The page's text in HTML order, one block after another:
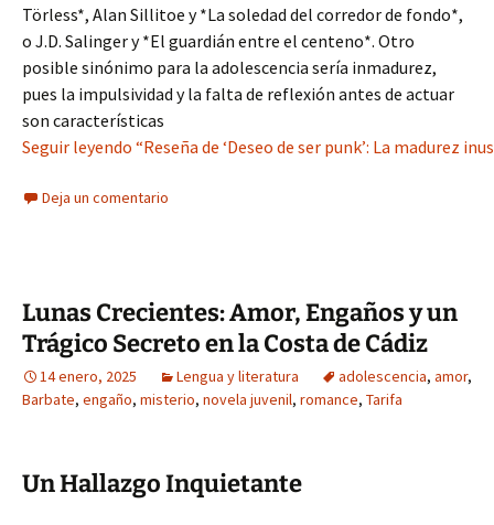
Törless*, Alan Sillitoe y *La soledad del corredor de fondo*,
o J.D. Salinger y *El guardián entre el centeno*. Otro
posible sinónimo para la adolescencia sería inmadurez,
pues la impulsividad y la falta de reflexión antes de actuar
son características
Seguir leyendo “Reseña de ‘Deseo de ser punk’: La madurez
Deja un comentario
Lunas Crecientes: Amor, Engaños y un
Trágico Secreto en la Costa de Cádiz
14 enero, 2025 Lengua y literatura adolescencia, amor,
Barbate, engaño, misterio, novela juvenil, romance, Tarifa
Un Hallazgo Inquietante